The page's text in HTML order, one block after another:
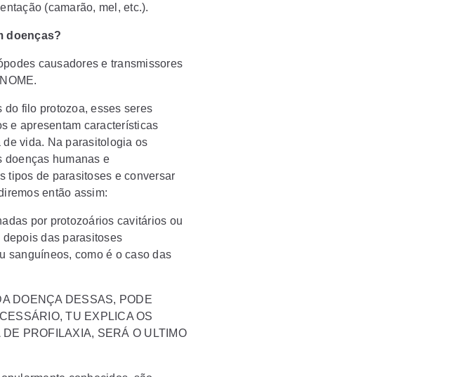
(camarão, mel, etc.).
doenças?
causadores e transmissores
do filo protozoa, esses seres
e apresentam características
vida. Na parasitologia os
doenças humanas e
tipos de parasitoses e conversar
então assim:
por protozoários cavitários ou
das parasitoses
sanguíneos, como é o caso das
DOENÇA DESSAS, PODE
TU EXPLICA OS
PROFILAXIA, SERÁ O ULTIMO